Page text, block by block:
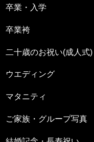
卒業・入学
卒業袴
二十歳のお祝い(成人式)
ウエディング
マタニティ
ご家族・グループ写真